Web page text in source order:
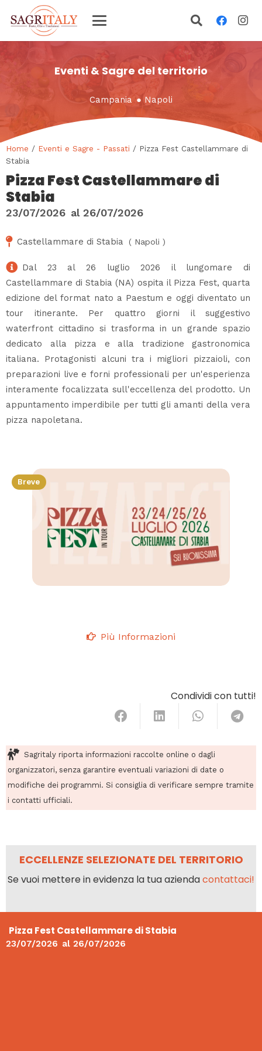
Eventi & Sagre del territorio
Campania ● Napoli
Home / Eventi e Sagre - Passati / Pizza Fest Castellammare di
Stabia
Pizza Fest Castellammare di
Stabia
23/07/2026 al 26/07/2026
Castellammare di Stabia ( Napoli )
Dal 23 al 26 luglio 2026 il lungomare di
Castellammare di Stabia (NA) ospita il Pizza Fest, quarta
edizione del format nato a Paestum e oggi diventato un
tour itinerante. Per quattro giorni il suggestivo
waterfront cittadino si trasforma in un grande spazio
dedicato alla pizza e alla tradizione gastronomica
italiana. Protagonisti alcuni tra i migliori pizzaioli, con
preparazioni live e forni professionali per un'esperienza
interamente focalizzata sull'eccellenza del prodotto. Un
appuntamento imperdibile per tutti gli amanti della vera
pizza napoletana.
Breve
Più Informazioni
Condividi con tutti!
Sagritaly riporta informazioni raccolte online o dagli
organizzatori, senza garantire eventuali variazioni di date o
modifiche dei programmi. Si consiglia di verificare sempre tramite
i contatti ufficiali.
ECCELLENZE SELEZIONATE DEL TERRITORIO
Se vuoi mettere in evidenza la tua aziendacontattaci!
Pizza Fest Castellammare di Stabia
23/07/2026 al 26/07/2026